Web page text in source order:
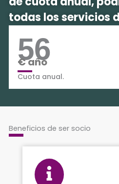
todas los servicios
56
€ año
Cuota anual.
Beneficios de ser socio